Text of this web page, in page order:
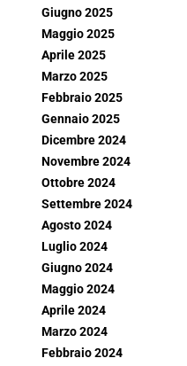
Giugno 2025
Maggio 2025
Aprile 2025
Marzo 2025
Febbraio 2025
Gennaio 2025
Dicembre 2024
Novembre 2024
Ottobre 2024
Settembre 2024
Agosto 2024
Luglio 2024
Giugno 2024
Maggio 2024
Aprile 2024
Marzo 2024
Febbraio 2024